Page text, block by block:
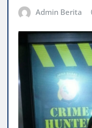
Admin Berita